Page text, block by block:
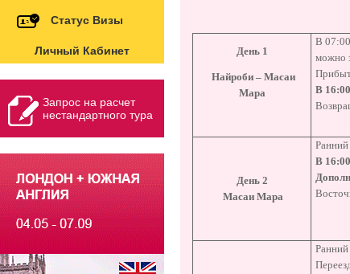
Статус Визы
Личный Кабинет
Запрос на расчет
нестандартного тура
День 1
Найроби – Масаи
Мара
В
можно
В
День 2
Масаи Мара
Ранний
В
Ранний